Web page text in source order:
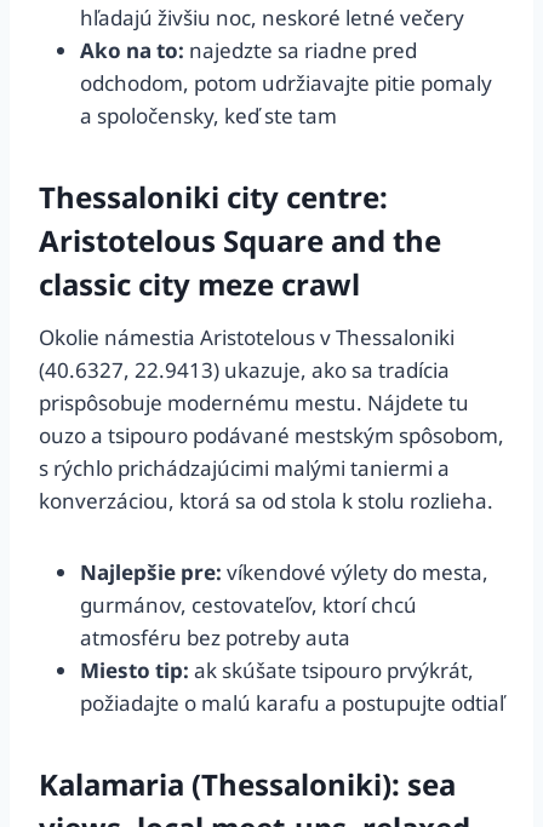
hľadajú živšiu noc, neskoré letné večery
Ako na to: najedzte sa riadne pred
odchodom, potom udržiavajte pitie pomaly
a spoločensky, keď ste tam
Thessaloniki city centre:
Aristotelous Square and the
classic city meze crawl
Okolie námestia Aristotelous v Thessaloniki
(40.6327, 22.9413) ukazuje, ako sa tradícia
prispôsobuje modernému mestu. Nájdete tu
ouzo a tsipouro podávané mestským spôsobom,
s rýchlo prichádzajúcimi malými taniermi a
konverzáciou, ktorá sa od stola k stolu rozlieha.
Najlepšie pre: víkendové výlety do mesta,
gurmánov, cestovateľov, ktorí chcú
atmosféru bez potreby auta
Miesto tip: ak skúšate tsipouro prvýkrát,
požiadajte o malú karafu a postupujte odtiaľ
Kalamaria (Thessaloniki): sea